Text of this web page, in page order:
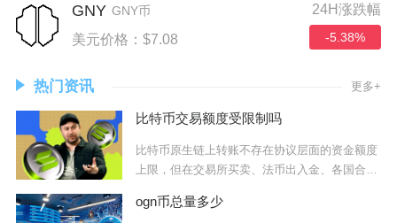
GNY GNY币
美元价格：$7.08
24H涨跌幅
-5.38%
热门资讯 更多+
比特币交易额度受限制吗
比特币原生链上转账不存在协议层面的资金额度
上限，但在交易所买卖、法币出入金、各国合规
ogn币总量多少